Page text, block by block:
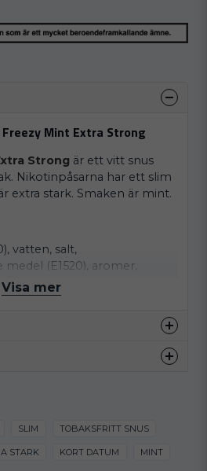
Mint Extra Strong
Strong är ett vitt snus
Nikotinpåsarna har ett slim
extra stark. Smaken är mint.
vatten, salt,
(E1520), aromer,
(E330, E500), nikotin,
sötningsmedel (E955).
Visa mer
Extra stark
Vitt snus
SLIM TOBAKSFRITT SNUS
STARK KORT DATUM MINT